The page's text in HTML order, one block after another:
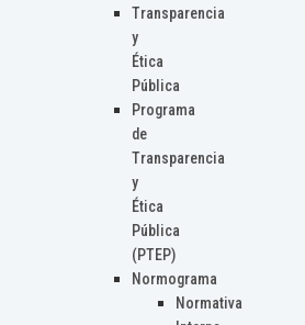
Transparencia
y
Ética
Pública
Programa
de
Transparencia
y
Ética
Pública
(PTEP)
Normograma
Normativa